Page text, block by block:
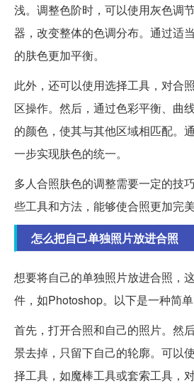
浅。调整色阶时，可以使用灰色调
器，改变整体的色调分布。通过适
的肤色更加平衡。
此外，还可以使用选择工具，对合
区操作。然后，通过色彩平衡、曲
的颜色，使其与其他区域相匹配。
一步实现肤色的统一。
多人合照肤色的调整需要一定的技
些工具和方法，能够使合照更加完美
怎么把自己单独照片放进合照
想要将自己的单独照片放进合照，
件，如Photoshop。以下是一种简
首先，打开合照和自己的照片。然
景去掉，只留下自己的轮廓。可以
择工具，如魔棒工具或套索工具，